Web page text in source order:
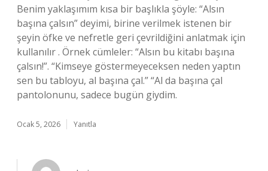
Benim yaklaşımım kısa bir başlıkla şöyle: “Alsın
başına çalsın” deyimi, birine verilmek istenen bir
şeyin öfke ve nefretle geri çevrildiğini anlatmak için
kullanılır . Örnek cümleler: “Alsın bu kitabı başına
çalsın!”. “Kimseye göstermeyeceksen neden yaptın
sen bu tabloyu, al başına çal.” “Al da başına çal
pantolonunu, sadece bugün giydim.
Ocak 5, 2026 Yanıtla